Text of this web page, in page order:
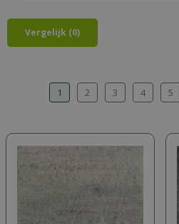
Vergelijk (0)
1 2 3 4 5